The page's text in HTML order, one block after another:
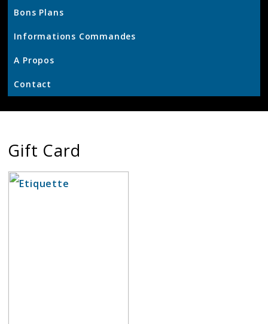
Produits
et
Services
KrisWeb
–
Kristof'
–
Bons Plans
Informations Commandes
A Propos
Contact
Gift Card